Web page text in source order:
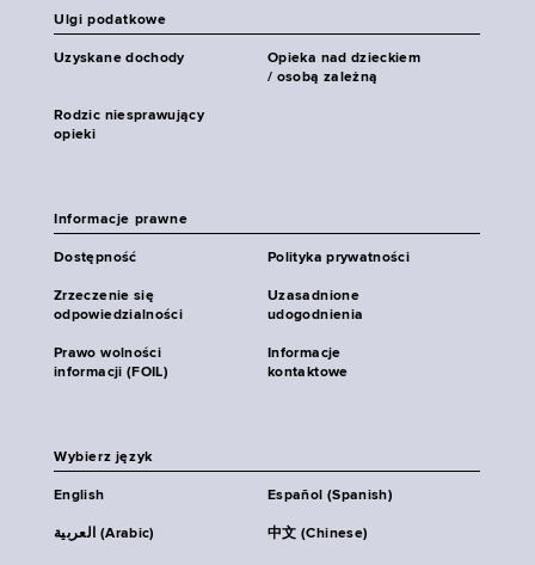
Ulgi podatkowe
Uzyskane dochody
Opieka nad dzieckiem
/ osobą zależną
Rodzic niesprawujący
opieki
Informacje prawne
Dostępność Polityka prywatności
Zrzeczenie się
odpowiedzialności
Uzasadnione
udogodnienia
Prawo wolności
informacji (FOIL)
Informacje
kontaktowe
Wybierz język
English Español (Spanish)
العربية (Arabic) 中文 (Chinese)